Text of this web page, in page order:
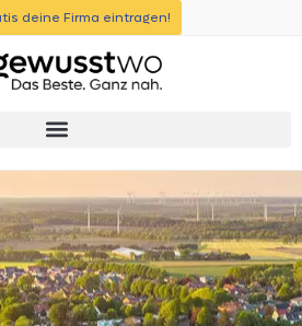
deine Firma eintragen!